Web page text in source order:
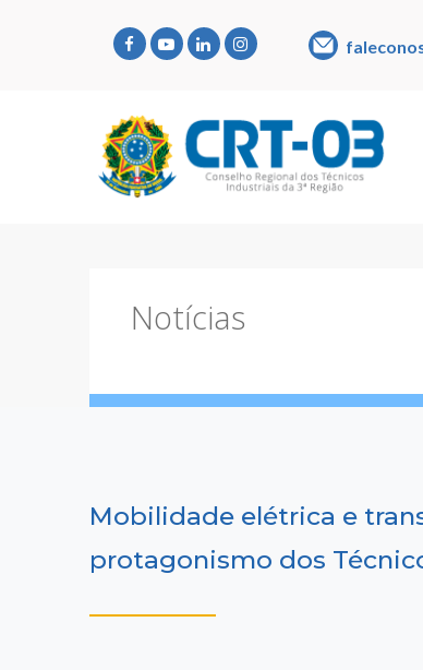
Notícias
Mobilidade elétrica e
protagonismo dos